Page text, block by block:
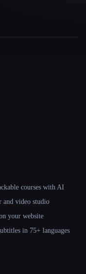
courses with AI
and video studio
your website
in 75+ languages